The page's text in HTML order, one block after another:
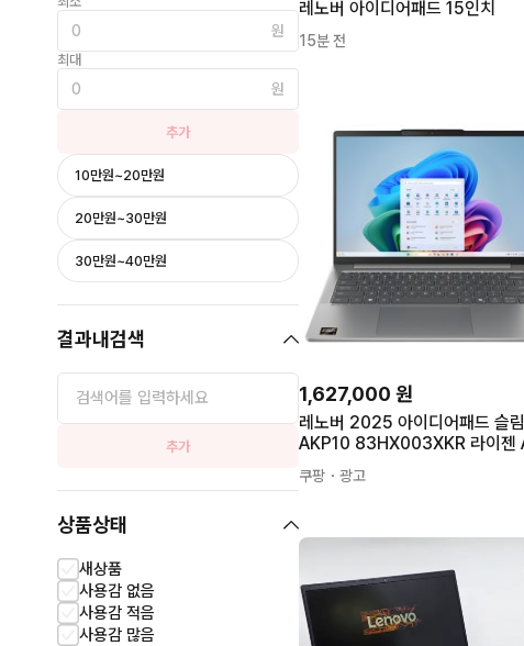
원
최대
원
추가
10만원~20만원
20만원~30만원
30만원~40만원
결과내검색
추가
상품상태
새상품
사용감 없음
사용감 적음
사용감 많음
레노버 아이디어패드 15인치
15분 전
1,627,000 원
레노버 2025 아이디어패드 슬
AKP10 83HX003XKR 라이젠
0 32GB 1TB Win11 OLED 14
노트북 랩탑 놋북
쿠팡 ・광고